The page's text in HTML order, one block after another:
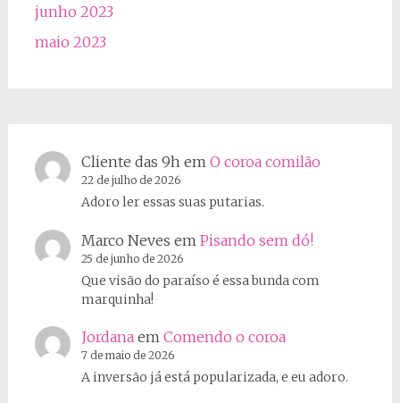
junho 2023
maio 2023
Cliente das 9hem O coroa comilão
22 de julho de 2026
Adoro ler essas suas putarias.
Marco Neves em Pisando sem dó!
25 de junho de 2026
Que visão do paraíso é essa bunda com
marquinha!
Jordanaem Comendo o coroa
7 de maio de 2026
A inversão já está popularizada, e eu adoro.